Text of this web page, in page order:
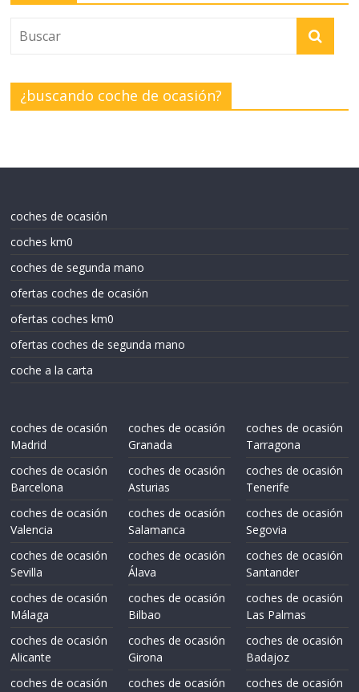
¿buscando coche de ocasión?
coches de ocasión
coches km0
coches de segunda mano
ofertas coches de ocasión
ofertas coches km0
ofertas coches de segunda mano
coche a la carta
coches de ocasión
Madrid
coches de ocasión
Barcelona
coches de ocasión
Valencia
coches de ocasión
Sevilla
coches de ocasión
Málaga
coches de ocasión
Alicante
coches de ocasión
coches de ocasión
Granada
coches de ocasión
Asturias
coches de ocasión
Salamanca
coches de ocasión
Álava
coches de ocasión
Bilbao
coches de ocasión
Girona
coches de ocasión
coches de ocasión
Tarragona
coches de ocasión
Tenerife
coches de ocasión
Segovia
coches de ocasión
Santander
coches de ocasión
Las Palmas
coches de ocasión
Badajoz
coches de ocasión